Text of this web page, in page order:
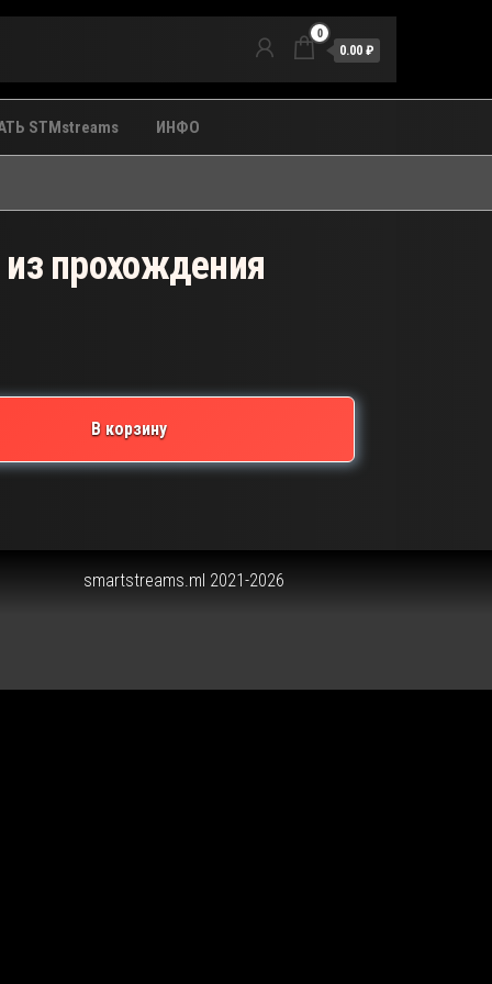
0
0.00 ₽
STMstreams ИНФО
прохождения
В корзину
smartstreams.ml 2021-2026